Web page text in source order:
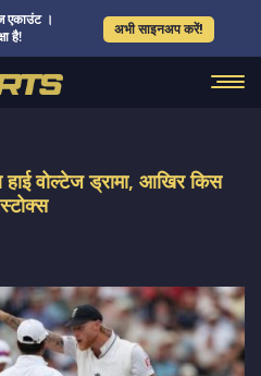
एकाउंट ।
है!
अभी साइनअप करें!
वोल्टेज ड्रामा, आखिर किस